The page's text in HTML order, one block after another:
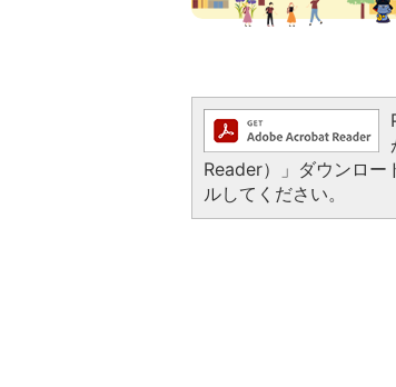
Reader）」ダウンロー
ルしてください。